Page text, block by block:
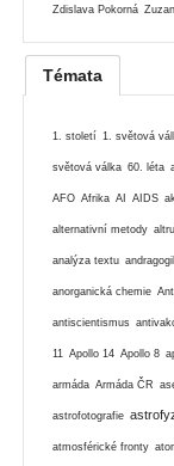
Zdislava Pokorná
Témata
1. století 1. světová
světová válka 60. léta
AFO Afrika AI AIDS
alternativní metody
analýza textu
anorganická chemie
antiscientismus
11 Apollo 14 Apollo 8
armáda Armáda ČR
astrofotografie
atmosférické fronty